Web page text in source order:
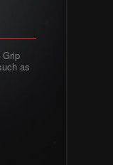
Grip
as